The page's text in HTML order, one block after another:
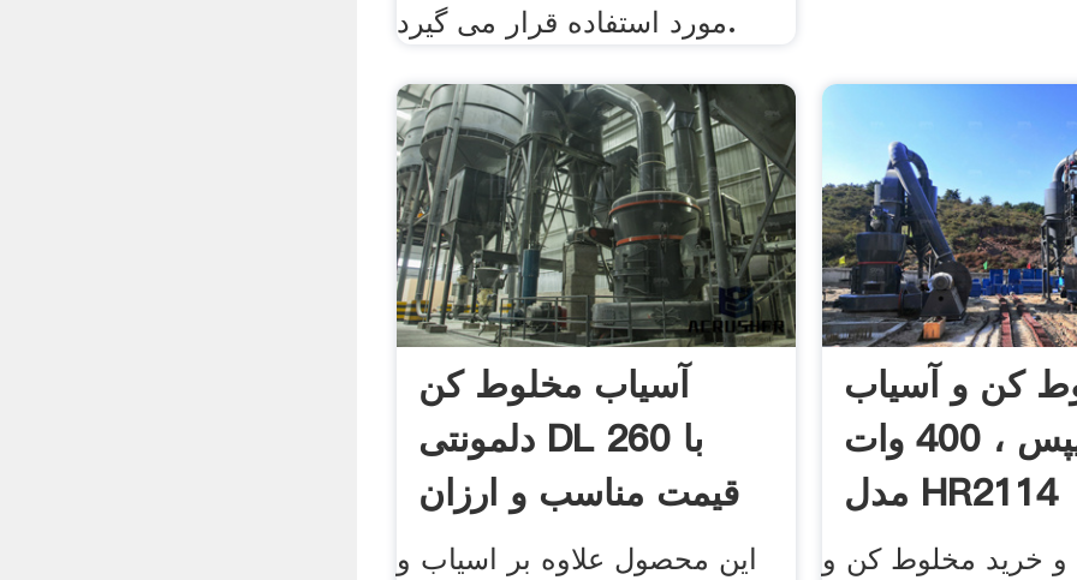
مورد استفاده قرار می گیرد.
آسیاب مخلوط کن
دلمونتی DL 260 با
قیمت مناسب و ارزان
در
این محصول علاوه بر اسیاب و
کن و آسیاب
فیلیپس ، 400 وات
مدل HR2114
خرید مخلوط کن و